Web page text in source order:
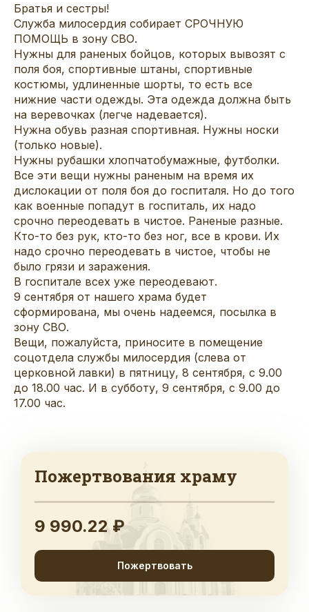
Братья и сестры!
Служба милосердия собирает СРОЧНУЮ
ПОМОЩЬ в зону СВО.
Нужны для раненых бойцов, которых вывозят с
поля боя, спортивные штаны, спортивные
костюмы, удлиненные шорты, то есть все
нижние части одежды. Эта одежда должна быть
на веревочках (легче надевается).
Нужна обувь разная спортивная. Нужны носки
(только новые).
Нужны рубашки хлопчатобумажные, футболки.
Все эти вещи нужны раненым на время их
дислокации от поля боя до госпиталя. Но до того
как военные попадут в госпиталь, их надо
срочно переодевать в чистое. Раненые разные.
Кто-то без рук, кто-то без ног, все в крови. Их
надо срочно переодевать в чистое, чтобы не
было грязи и заражения.
В госпитале всех уже переодевают.
9 сентября от нашего храма будет
сформирована, мы очень надеемся, посылка в
зону СВО.
Вещи, пожалуйста, приносите в помещение
соцотдела службы милосердия (слева от
церковной лавки) в пятницу, 8 сентября, с 9.00
до 18.00 час. И в субботу, 9 сентября, с 9.00 до
17.00 час.
Пожертвования храму
9 990.22 ₽
Пожертвовать